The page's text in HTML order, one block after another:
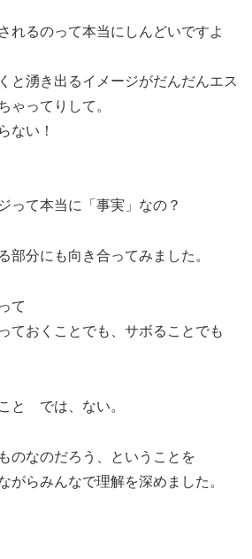
れるのって本当にしんどいですよ
と湧き出るイメージがだんだんエス
ゃってりして。
ない！
って本当に「事実」なの？
部分にも向き合ってみました。
て
ておくことでも、サボることでも
と では、ない。
のなのだろう、ということを
がらみんなで理解を深めました。